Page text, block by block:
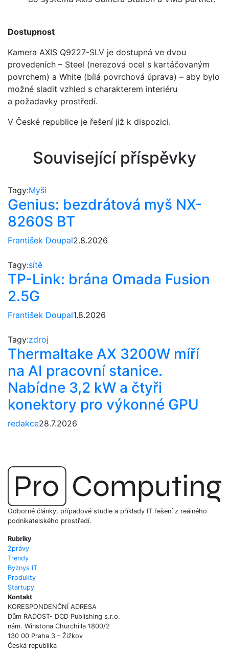
Dostupnost
Kamera AXIS Q9227-SLV je dostupná ve dvou
provedeních – Steel (nerezová ocel s kartáčovaným
povrchem) a White (bílá povrchová úprava) – aby bylo
možné sladit vzhled s charakterem interiéru
a požadavky prostředí.
V České republice je řešení již k dispozici.
Související příspěvky
Tagy:Myši
Genius: bezdrátová myš NX-
8260S BT
František Doupal2.8.2026
Tagy:sítě
TP-Link: brána Omada Fusion
2.5G
František Doupal1.8.2026
Tagy:zdroj
Thermaltake AX 3200W míří
na AI pracovní stanice.
Nabídne 3,2 kW a čtyři
konektory pro výkonné GPU
redakce28.7.2026
Odborné články, případové studie a příklady IT řešení z reálného
podnikatelského prostředí.
Rubriky
Zprávy
Trendy
Byznys IT
Produkty
Startupy
Kontakt
KORESPONDENČNÍ ADRESA
Dům RADOST- DCD Publishing s.r.o.
nám. Winstona Churchilla 1800/2
130 00 Praha 3 – Žižkov
Česká republika